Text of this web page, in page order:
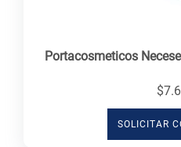
Portacosmeticos
SOLICITAR